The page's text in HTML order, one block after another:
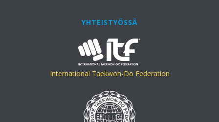
YHTEISTYÖSSÄ
International Taekwon-Do Federation